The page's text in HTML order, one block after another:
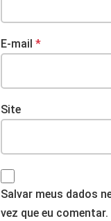
E-mail *
Site
Salvar meus dados
vez que eu comentar.